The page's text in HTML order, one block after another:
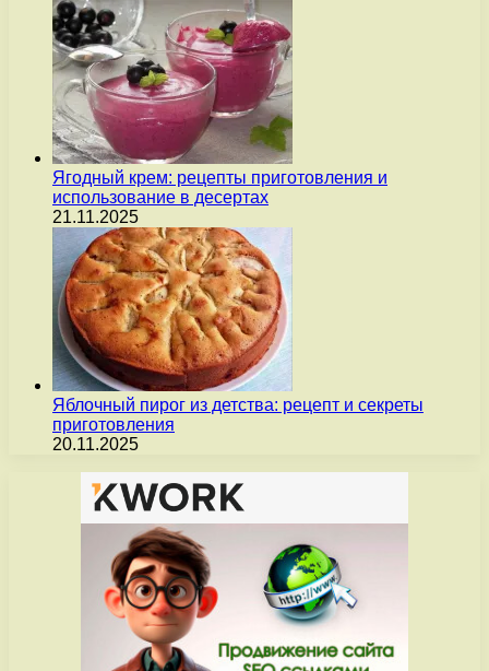
Ягодный крем: рецепты приготовления и
использование в десертах
21.11.2025
Яблочный пирог из детства: рецепт и секреты
приготовления
20.11.2025